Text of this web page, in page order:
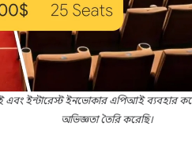
ইন্টারেস্ট ইনভোকার এপিআই ব্যবহার
অভিজ্ঞতা তৈরি করেছি।